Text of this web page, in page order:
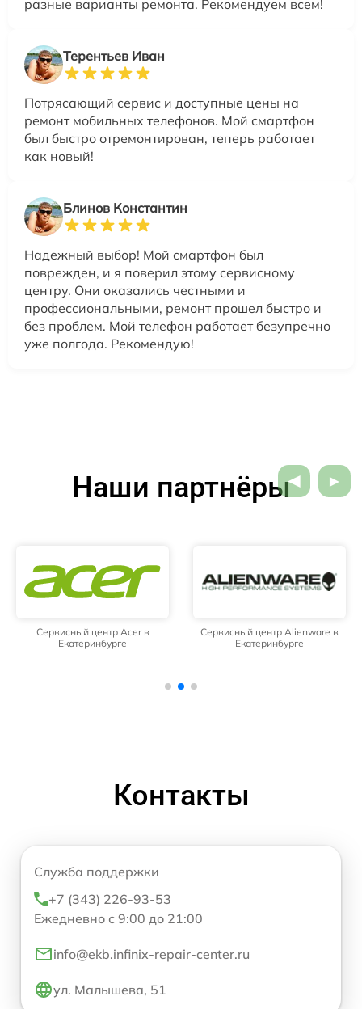
разные варианты ремонта. Рекомендуем всем!
Терентьев Иван
Потрясающий сервис и доступные цены на
ремонт мобильных телефонов. Мой смартфон
был быстро отремонтирован, теперь работает
как новый!
Блинов Константин
Надежный выбор! Мой смартфон был
поврежден, и я поверил этому сервисному
центру. Они оказались честными и
профессиональными, ремонт прошел быстро и
без проблем. Мой телефон работает безупречно
уже полгода. Рекомендую!
Наши партнёры
Сервисный центр Acer в
Екатеринбурге
Сервисный центр Alienware в
Екатеринбурге
Контакты
Служба поддержки
+7 (343) 226-93-53
Ежедневно с 9:00 до 21:00
info@ekb.infinix-repair-center.ru
ул. Малышева, 51